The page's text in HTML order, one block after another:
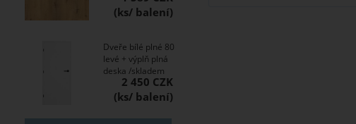
Dveře bílé plné 80
levé + výplň plná
deska /skladem
2 450 CZK